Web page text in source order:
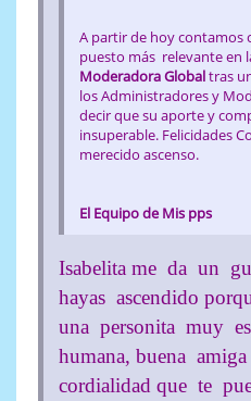
A partir de hoy contamos
puesto más relevante en
Moderadora Globaltras
los Administradores y
decir que su aporte y
insuperable. Felicidades
merecido ascenso.
El Equipo de Mis pps
Isabelita me da un
hayas ascendido
una personita muy
humana, buena
cordialidad que te